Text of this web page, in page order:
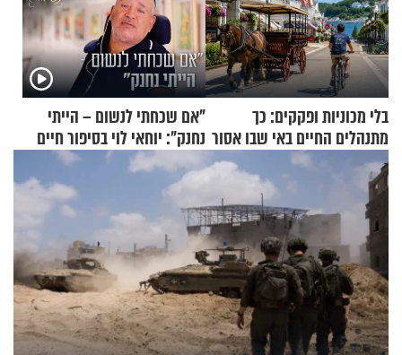
בלי מכוניות ופקקים: כך
מתנהלים החיים באי שבו אסור
לנהוג כבר יותר מ-120 שנה
"אם שכחתי לנשום – הייתי
נחנק": יוחאי לוי בסיפור חיים
מעורר השראה